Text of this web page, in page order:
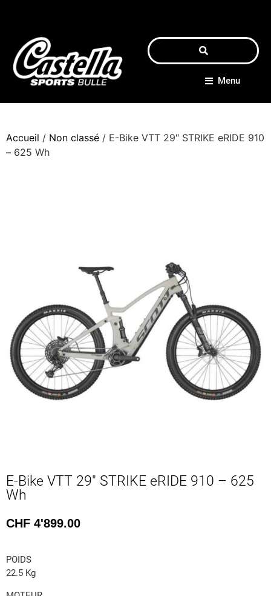
Menu
Accueil / Non classé / E-Bike VTT 29″ STRIKE eRIDE 910
– 625 Wh
E-Bike VTT 29″ STRIKE eRIDE 910 – 625
Wh
CHF 4'899.00
POIDS
22.5 Kg